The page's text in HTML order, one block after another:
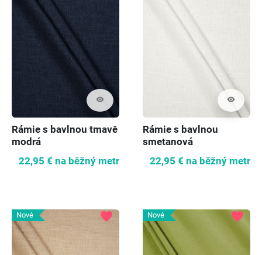
visibility
Rámie s bavlnou tmavě
modrá
22,95 € na běžný metr
visibility
Rámie s bavlnou
smetanová
22,95 € na běžný metr
Nové favorite Nové favorite